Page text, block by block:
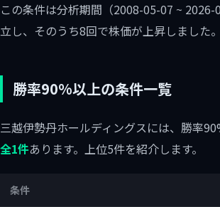
この条件は分析期間（2008-05-07 ~
立し、そのうち8回で株価が上昇しました。
勝率90%以上の条件一覧
三越伊勢丹ホールディングスには、勝率
全1件あります。上位5件を紹介します。
条件